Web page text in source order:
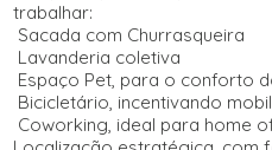
trabalhar:
Sacada com Churrasqueira
Lavanderia coletiva
Espaço Pet, para o conforto
Bicicletário, incentivando
Coworking, ideal para home